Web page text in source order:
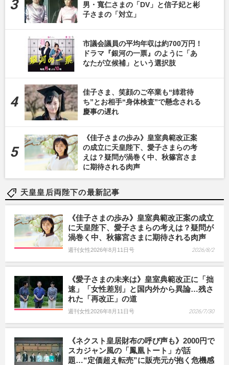
男・寬仁さまの「DV」と信子妃と彬
子さまの「対立」
市議会議員の平均年収は約700万円！
ドラマ『銀河の一票』のように「あ
なたが立候補」という選択肢
佳子さま、笑顔のご卒業も“姉君待
ち”とお相手“身体検査”で懸念される
慶事の遅れ
《佳子さまの歩み》皇室典範改正案
の成立に天皇陛下、愛子さまらの考
えは？疑問が渦巻く中、秋篠宮さま
に期待される肉声
天皇皇后両陛下の最新記事
《佳子さまの歩み》皇室典範改正案の成立
に天皇陛下、愛子さまらの考えは？疑問が
渦巻く中、秋篠宮さまに期待される肉声
週刊女性2026年8月11日号 2026/8/2
《愛子さまの未来は》皇室典範改正に「拙
速」「女性差別」と国内外から異論…残さ
れた「再改正」の道
週刊女性2026年8月11日号 2026/7/30
《ネクスト皇居財布の呼び声も》2000円で
スカジャン風の「鳳凰トート」が話
題…“定価超え転売”に販売元が抱く危機感